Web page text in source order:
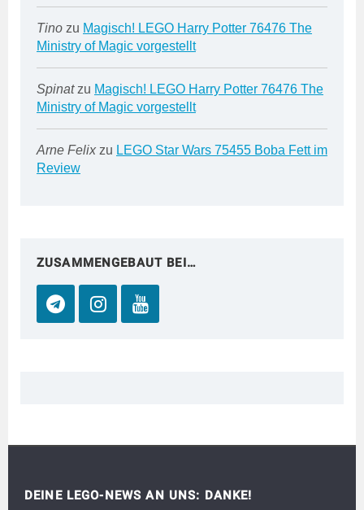
Tino zu Magisch! LEGO Harry Potter 76476 The
Ministry of Magic vorgestellt
Spinatzu Magisch! LEGO Harry Potter 76476 The
Ministry of Magic vorgestellt
Arne Felix zu LEGO Star Wars 75455 Boba Fett im
Review
ZUSAMMENGEBAUT BEI…
DEINE LEGO-NEWS AN UNS: DANKE!